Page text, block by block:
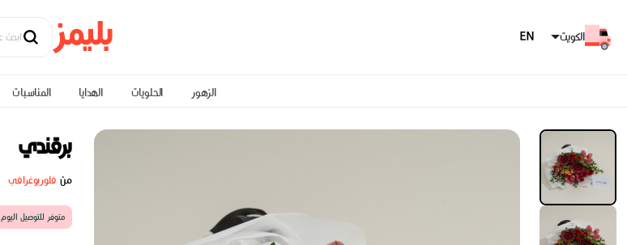
الكويت
الزهور الحلويات الهدايا المناسبات
برقندي
من فلوريوغرافي
متوفر للتوصيل اليوم